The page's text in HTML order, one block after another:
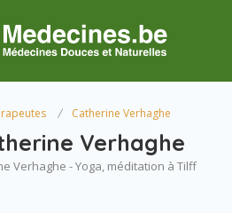
Catherine Verhaghe
Verhaghe
Verhaghe - Yoga, méditation à Tilff